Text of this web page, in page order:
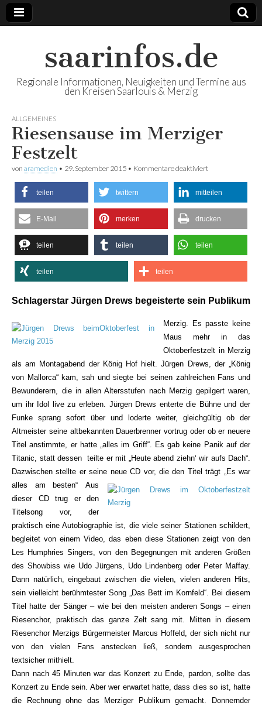
saarinfos.de
Regionale Informationen, Neuigkeiten und Termine aus
den Kreisen Saarlouis & Merzig
ALLGEMEINES
Riesensause im Merziger
Festzelt
von aramedien • 29. September 2015 • Kommentare deaktiviert
teilen twittern mitteilen
E-Mail merken drucken
teilen teilen teilen
teilen teilen
Schlagerstar Jürgen Drews begeisterte sein Publikum
Merzig. Es passte keine
Maus mehr in das
Oktoberfestzelt in Merzig
als am Montagabend der König Hof hielt. Jürgen Drews, der „König
von Mallorca“ kam, sah und siegte bei seinen zahlreichen Fans und
Bewunderern, die in allen Altersstufen nach Merzig gepilgert waren,
um ihr Idol live zu erleben. Jürgen Drews enterte die Bühne und der
Funke sprang sofort über und loderte weiter, gleichgültig ob der
Altmeister seine altbekannten Dauerbrenner vortrug oder ob er neuere
Titel anstimmte, er hatte „alles im Griff“. Es gab keine Panik auf der
Titanic, statt dessen teilte er mit „Heute abend ziehn‘ wir aufs Dach“.
Dazwischen stellte er seine neue CD vor, die den Titel trägt „Es war
alles am besten“ Aus
dieser CD trug er den
Titelsong vor, der
praktisch eine Autobiographie ist, die viele seiner Stationen schildert,
begleitet von einem Video, das eben diese Stationen zeigt von den
Les Humphries Singers, von den Begegnungen mit anderen Größen
des Showbiss wie Udo Jürgens, Udo Lindenberg oder Peter Maffay.
Dann natürlich, eingebaut zwischen die vielen, vielen anderen Hits,
sein vielleicht berühmtester Song „Das Bett im Kornfeld“. Bei diesem
Titel hatte der Sänger – wie bei den meisten anderen Songs – einen
Riesenchor, praktisch das ganze Zelt sang mit. Mitten in diesem
Riesenchor Merzigs Bürgermeister Marcus Hoffeld, der sich nicht nur
von den vielen Fans anstecken ließ, sondern ausgesprochen
textsicher mithielt.
Dann nach 45 Minuten war das Konzert zu Ende, pardon, sollte das
Konzert zu Ende sein. Aber wer erwartet hatte, dass dies so ist, hatte
die Rechnung ohne das Merziger Publikum gemacht. Donnernder